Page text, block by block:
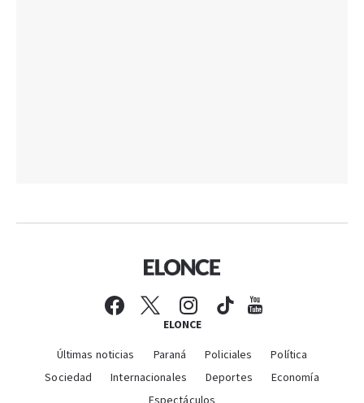
ELONCE
Últimas noticias Paraná Policiales
Política
Sociedad
Internacionales Deportes
Economía